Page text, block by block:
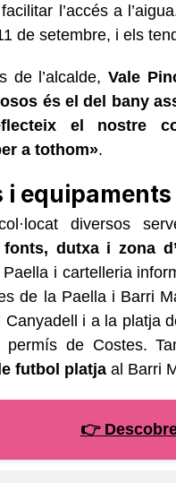
l’accés a
de setembre, i els
de l’alcalde,Vale
és el del bany
el nostre
a tothom».
i equipaments
diversos
dutxa i zona
i cartelleria
de la Paella i Barri
Canyadell i a la platja
permís de Costes.
futbol platja al Barri
👉